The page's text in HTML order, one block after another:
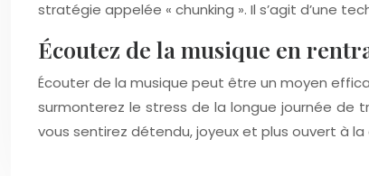
stratégie appelée « chunking ». Il s’agit d’une
Écoutez de la musique en
Écouter de la musique peut être un moyen
surmonterez le stress de la longue journée de
vous sentirez détendu, joyeux et plus ouvert à